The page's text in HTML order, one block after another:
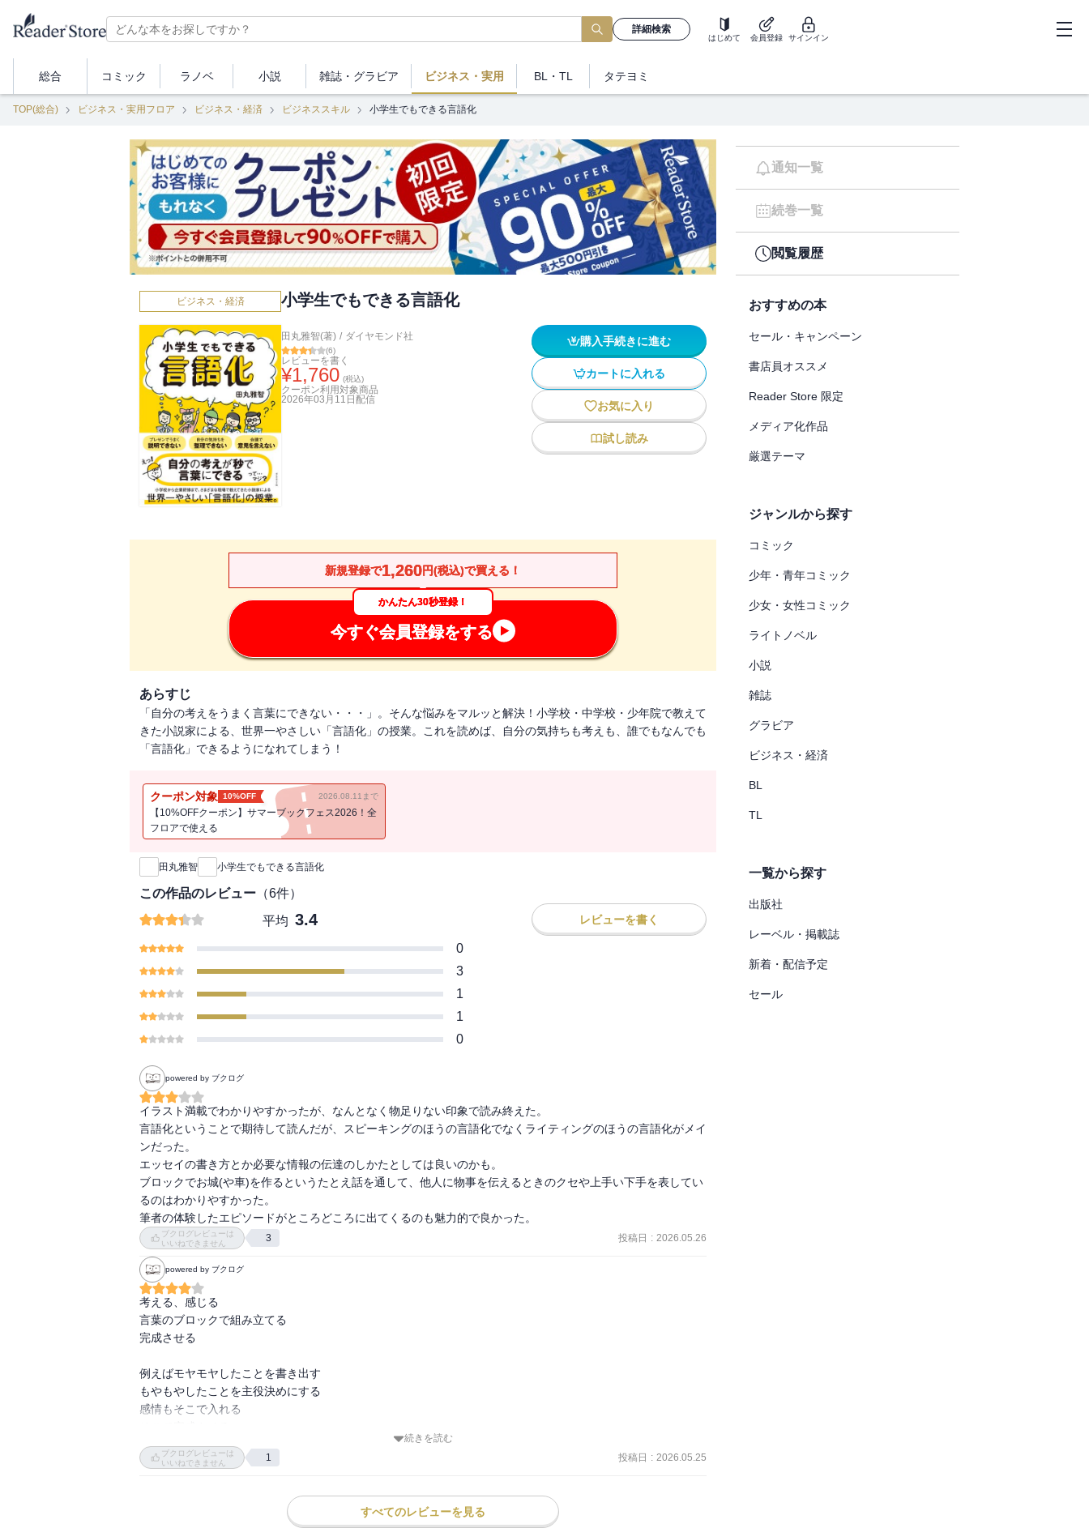
詳細検索
はじめて 会員登録 サインイン
総合 コミック ラノベ 小説 雑誌・ グラビア ビジネス ・実用 BL・TL タテヨミ
TOP(総合) ビジネス・実用フロア ビジネス・経済 ビジネススキル 小学生でもできる言語化
ビジネス・経済 小学生でもできる言語化
田丸雅智(著) / ダイヤモンド社
(6)
レビューを書く
¥1,760 (税込)
クーポン利用対象商品
2026年03月11日 配信
購入手続きに進む
カートに入れる
お気に入り
試し読み
新規登録で1,260円(税込)で買える！
かんたん30秒登録！
今すぐ会員登録をする
あらすじ
「自分の考えをうまく言葉にできない・・・」。そんな悩みをマルッと解決！小学校・中学校・少年院で教えて
きた小説家による、世界一やさしい「言語化」の授業。これを読めば、自分の気持ちも考えも、誰でもなんでも
「言語化」できるようになれてしまう！
クーポン対象 10%OFF 2026.08.11まで
【10%OFFクーポン】サマーブックフェス2026！全
フロアで使える
新刊通知
田丸雅智 小学生でもできる言語化
この作品のレビュー （6件）
平均 3.4 レビューを書く
0
3
1
1
0
powered by ブクログ
イラスト満載でわかりやすかったが、なんとなく物足りない印象で読み終えた。
言語化ということで期待して読んだが、スピーキングのほうの言語化でなくライティングのほうの言語化がメイ
ンだった。
エッセイの書き方とか必要な情報の伝達のしかたとしては良いのかも。
ブロックでお城(や車)を作るというたとえ話を通して、他人に物事を伝えるときのクセや上手い下手を表してい
るのはわかりやすかった。
筆者の体験したエピソードがところどころに出てくるのも魅力的で良かった。
ブクログレビューは
いいねできません
3 投稿日 : 2026.05.26
powered by ブクログ
考える、感じる
言葉のブロックで組み立てる
完成させる
例えばモヤモヤしたことを書き出す
もやもやしたことを主役決めにする
感情もそこで入れる
これを繰り返すことが大事らしい
続きを読む
ブクログレビューは
いいねできません
1 投稿日 : 2026.05.25
すべてのレビューを見る
通知一覧
続巻一覧
閲覧履歴
おすすめの本
セール・キャンペーン
書店員オススメ
Reader Store 限定
メディア化作品
厳選テーマ
ジャンルから探す
コミック
少年・青年コミック
少女・女性コミック
ライトノベル
小説
雑誌
グラビア
ビジネス・経済
BL
TL
一覧から探す
出版社
レーベル・掲載誌
新着・配信予定
セール